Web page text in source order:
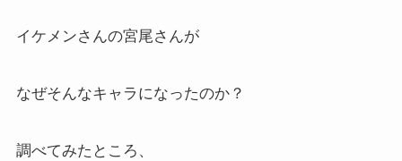
イケメンさんの宮尾さんが
なぜそんなキャラになったのか？
調べてみたところ、